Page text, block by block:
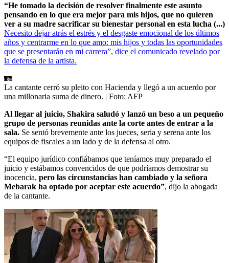
“He tomado la decisión de resolver finalmente este asunto
pensando en lo que era mejor para mis hijos, que no quieren
ver a su madre sacrificar su bienestar personal en esta lucha (...)
Necesito dejar atrás el estrés y el desgaste emocional de los últimos
años y centrarme en lo que amo: mis hijos y todas las oportunidades
que se presentarán en mi carrera”, dice el comunicado revelado por
la defensa de la artista.
La cantante cerró su pleito con Hacienda y llegó a un acuerdo por
una millonaria suma de dinero. | Foto: AFP
Al llegar al juicio, Shakira saludó y lanzó un beso a un pequeño
grupo de personas reunidas ante la corte antes de entrar a la
sala. Se sentó brevemente ante los jueces, seria y serena ante los
equipos de fiscales a un lado y de la defensa al otro.
“El equipo jurídico confiábamos que teníamos muy preparado el
juicio y estábamos convencidos de que podríamos demostrar su
inocencia, pero las circunstancias han cambiado y la señora
Mebarak ha optado por aceptar este acuerdo”, dijo la abogada
de la cantante.